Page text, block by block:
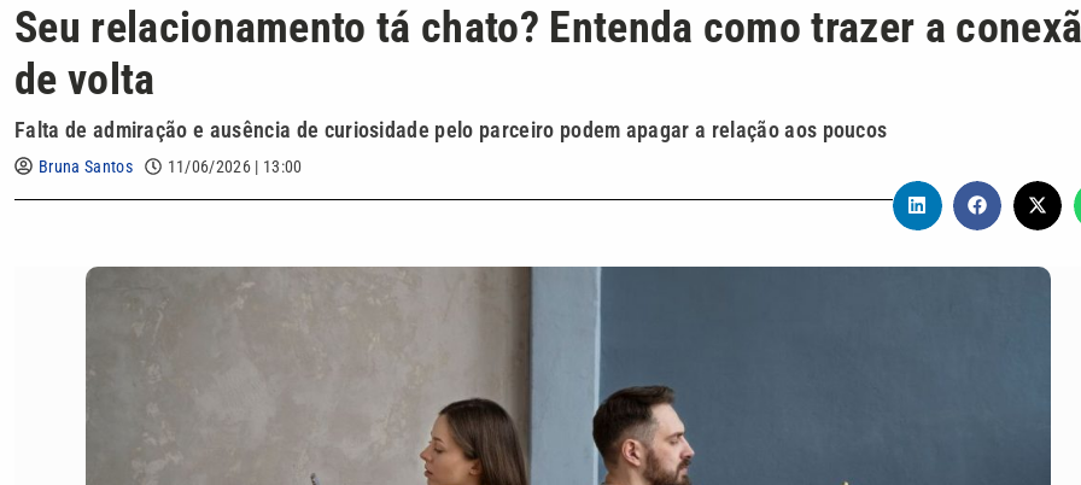
Seu relacionamento tá chato? Entenda como trazer a
de volta
Falta de admiração e ausência de curiosidade pelo parceiro podem apagar a relação aos poucos
Bruna Santos 11/06/2026 | 13:00